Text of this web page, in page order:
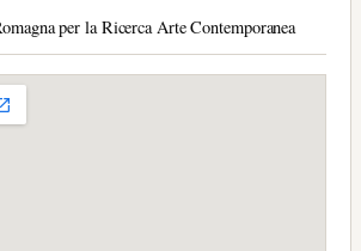
per la Ricerca Arte Contemporanea